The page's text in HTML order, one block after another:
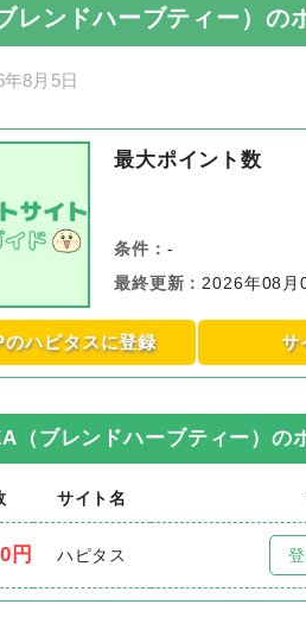
レンドハーブティー）の
年8月5日
最大ポイント数
条件： -
最終更新 ： 2026年08月
のハピタスに登録 サ
（ブレンドハーブティー）の
サイト名